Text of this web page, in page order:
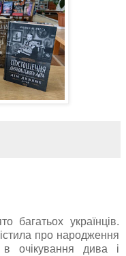
багатьох українців.
про народження
очікування дива і